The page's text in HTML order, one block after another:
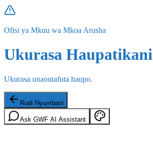
Ofisi ya Mkuu wa Mkoa Arusha
Ukurasa Haupatikani
Ukurasa unaoutafuta haupo.
Rudi Nyumbani
Ask GWF AI Assistant